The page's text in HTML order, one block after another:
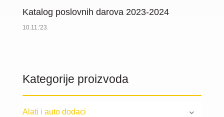
Katalog poslovnih darova 2023-2024
10.11.'23.
Kategorije proizvoda
Alati i auto dodaci